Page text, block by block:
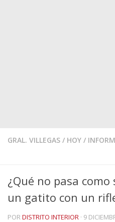
GRAL. VILLEGAS / HOY /
¿Qué no pasa
un gatito con un
PORDISTRITO INTERIOR · 9